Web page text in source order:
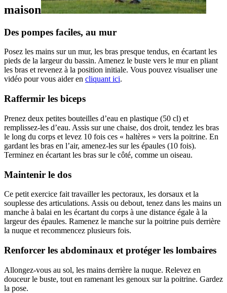
maison
Des pompes faciles, au mur
Posez les mains sur un mur, les bras presque tendus, en écartant les
pieds de la largeur du bassin. Amenez le buste vers le mur en pliant
les bras et revenez à la position initiale. Vous pouvez visualiser une
vidéo pour vous aider en cliquant ici.
Raffermir les biceps
Prenez deux petites bouteilles d’eau en plastique (50 cl) et
remplissez-les d’eau. Assis sur une chaise, dos droit, tendez les bras
le long du corps et levez 10 fois ces « haltères » vers la poitrine. En
gardant les bras en l’air, amenez-les sur les épaules (10 fois).
Terminez en écartant les bras sur le côté, comme un oiseau.
Maintenir le dos
Ce petit exercice fait travailler les pectoraux, les dorsaux et la
souplesse des articulations. Assis ou debout, tenez dans les mains un
manche à balai en les écartant du corps à une distance égale à la
largeur des épaules. Ramenez le manche sur la poitrine puis derrière
la nuque et recommencez plusieurs fois.
Renforcer les abdominaux et protéger les lombaires
Allongez-vous au sol, les mains derrière la nuque. Relevez en
douceur le buste, tout en ramenant les genoux sur la poitrine. Gardez
la pose.